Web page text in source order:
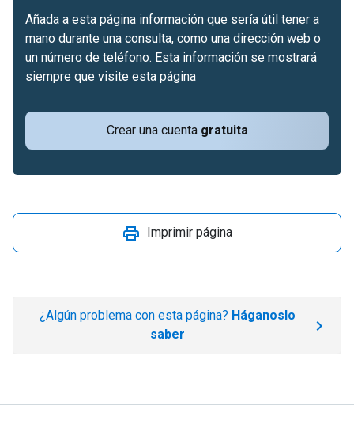
Crear una cuenta gratuita
Añada a esta página información que sería útil tener a
mano durante una consulta, como una dirección web o
un número de teléfono. Esta información se mostrará
siempre que visite esta página
Imprimir página
¿Algún problema con esta página? Háganoslo
saber